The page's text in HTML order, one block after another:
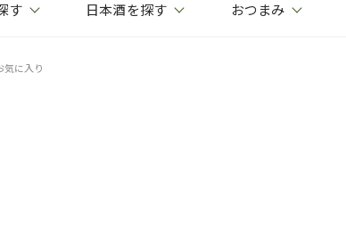
す 日本酒を探す おつまみ
気に入り